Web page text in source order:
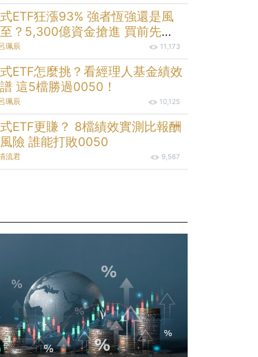
ETF狂漲93% 強者恆強還是風
？5,300億資金搶進 買前先看
珮辰 11,173
ETF怎麼挑？看經理人基金績效
這5檔勝過0050！
珮辰 10,125
ETF更賺？ 8檔績效實測比報酬
險 誰能打敗0050
流君 9,567